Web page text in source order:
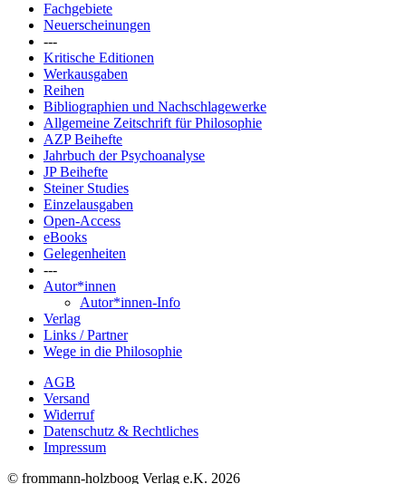
Fachgebiete
Neuerscheinungen
---
Kritische Editionen
Werkausgaben
Reihen
Bibliographien und Nachschlagewerke
Allgemeine Zeitschrift für Philosophie
AZP Beihefte
Jahrbuch der Psychoanalyse
JP Beihefte
Steiner Studies
Einzelausgaben
Open-Access
eBooks
Gelegenheiten
---
Autor*innen
Autor*innen-Info
Verlag
Links / Partner
Wege in die Philosophie
AGB
Versand
Widerruf
Datenschutz & Rechtliches
Impressum
© frommann-holzboog Verlag e.K. 2026